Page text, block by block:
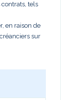
contrats, tels
en raison de
sur